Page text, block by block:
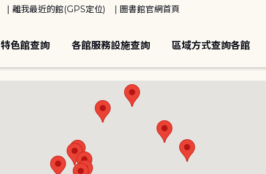
離我最近的館(GPS定位) 圖書館官網首頁
特色館查詢 各館服務設施查詢 區域方式查詢各館